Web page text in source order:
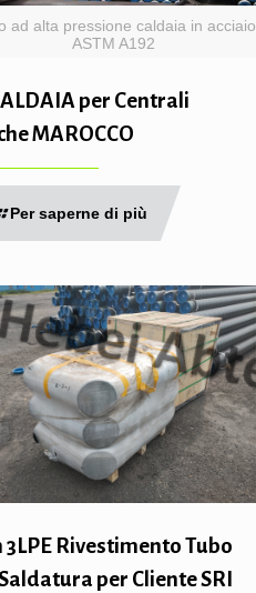
ad alta pressione caldaia in acciaio
ASTM A192
per Centrali
MAROCCO
Per saperne di più
3LPE Rivestimento Tubo
per Cliente SRI